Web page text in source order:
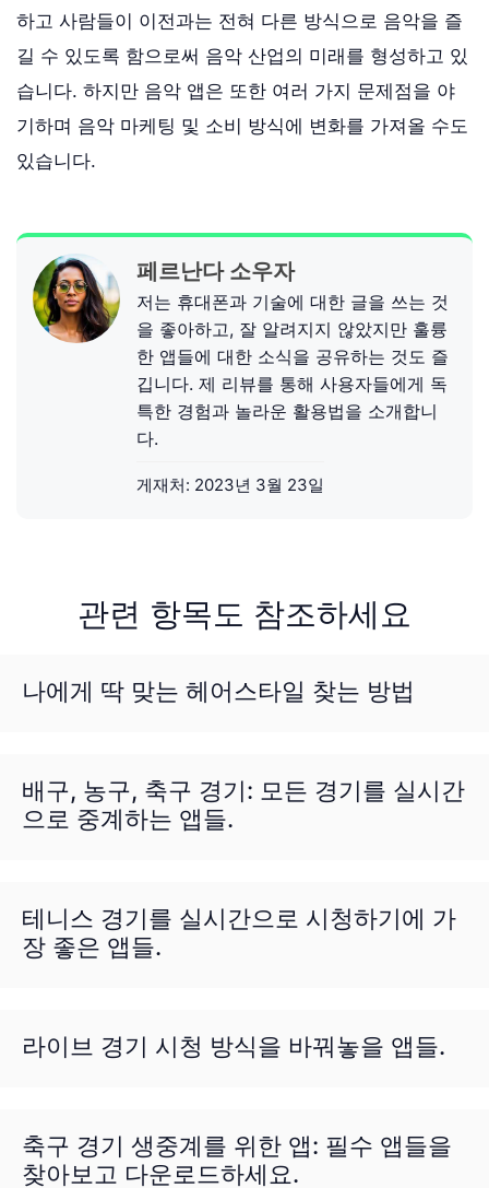
하고 사람들이 이전과는 전혀 다른 방식으로 음악을 즐
길 수 있도록 함으로써 음악 산업의 미래를 형성하고 있
습니다. 하지만 음악 앱은 또한 여러 가지 문제점을 야
기하며 음악 마케팅 및 소비 방식에 변화를 가져올 수도
있습니다.
페르난다 소우자
저는 휴대폰과 기술에 대한 글을 쓰는 것
을 좋아하고, 잘 알려지지 않았지만 훌륭
한 앱들에 대한 소식을 공유하는 것도 즐
깁니다. 제 리뷰를 통해 사용자들에게 독
특한 경험과 놀라운 활용법을 소개합니
다.
게재처: 2023년 3월 23일
관련 항목도 참조하세요
나에게 딱 맞는 헤어스타일 찾는 방법
배구, 농구, 축구 경기: 모든 경기를 실시간
으로 중계하는 앱들.
테니스 경기를 실시간으로 시청하기에 가
장 좋은 앱들.
라이브 경기 시청 방식을 바꿔놓을 앱들.
축구 경기 생중계를 위한 앱: 필수 앱들을
찾아보고 다운로드하세요.